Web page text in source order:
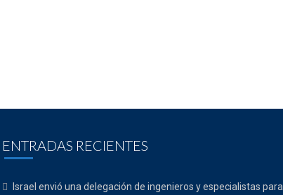
ENTRADAS RECIENTES
Israel envió una delegación de ingenieros y especialistas para